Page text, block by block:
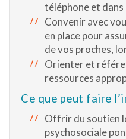
téléphone et
Convenir avec
en place pour
de vos proches,
Orienter et
ressources
Ce que peut faire
Offrir du soutien
psychosociale